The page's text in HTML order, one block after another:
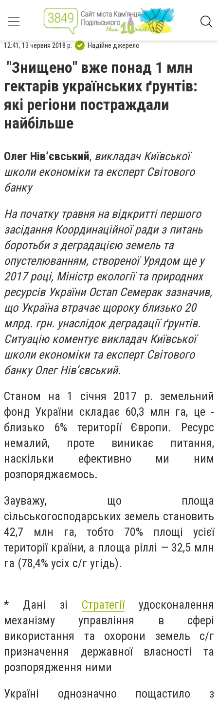
12:41, 13 червня 2018 р. Надійне джерело
"Знищено" вже понад 1 млн
гектарів українських ґрунтів:
які регіони постраждали
найбільше
Олег Нів’євський, викладач Київської
школи економіки та експерт Світового
банку
На початку травня на відкритті першого
засідання Координаційної ради з питань
боротьби з деградацією земель та
опустелюванням, створеної Урядом ще у
2017 році, Міністр екології та природних
ресурсів України Остап Семерак зазначив,
що Україна втрачає щороку близько 20
млрд. грн. унаслідок деградації ґрунтів.
Ситуацію коментує викладач Київської
школи економіки та експерт Світового
банку Олег Нів’євський.
Станом на 1 січня 2017 р. земельний
фонд України складає 60,3 млн га, це -
близько 6% території Європи. Ресурс
немалий, проте виникає питання,
наскільки ефективно ми ним
розпоряджаємось.
Зауважу, що площа
сільськогосподарських земель становить
42,7 млн га, тобто 70% площі усієї
території країни, а площа ріллі — 32,5 млн
га (78,4% усіх с/г угідь).
* Дані зі Стратегіїудосконалення
механізму управління в сфері
використання та охорони земель с/г
призначення державної власності та
розпорядження ними
Україні однозначно пощастило з